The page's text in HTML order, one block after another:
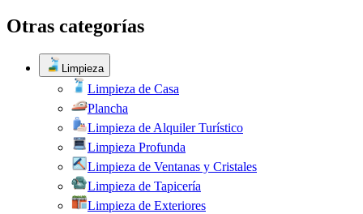
Otras categorías
Limpieza
Limpieza de Casa
Plancha
Limpieza de Alquiler Turístico
Limpieza Profunda
Limpieza de Ventanas y Cristales
Limpieza de Tapicería
Limpieza de Exteriores